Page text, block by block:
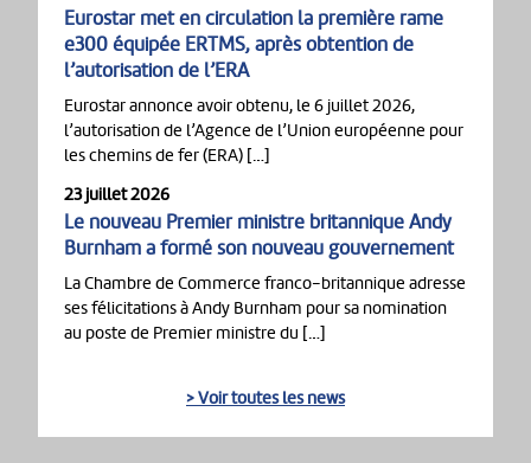
Eurostar met en circulation la première rame
e300 équipée ERTMS, après obtention de
l’autorisation de l’ERA
Eurostar annonce avoir obtenu, le 6 juillet 2026,
l’autorisation de l’Agence de l’Union européenne pour
les chemins de fer (ERA) […]
23 juillet 2026
Le nouveau Premier ministre britannique Andy
Burnham a formé son nouveau gouvernement
La Chambre de Commerce franco-britannique adresse
ses félicitations à Andy Burnham pour sa nomination
au poste de Premier ministre du […]
> Voir toutes les news